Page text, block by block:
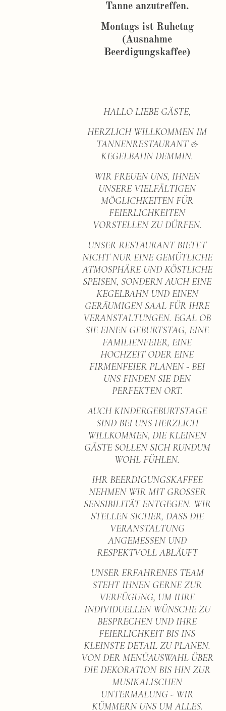
Tanne anzutreffen.
Montags ist Ruhetag
(Ausnahme
Beerdigungskaffee)
HALLO LIEBE GÄSTE,
HERZLICH WILLKOMMEN IM
TANNENRESTAURANT &
KEGELBAHN DEMMIN.
WIR FREUEN UNS, IHNEN
UNSERE VIELFÄLTIGEN
MÖGLICHKEITEN FÜR
FEIERLICHKEITEN
VORSTELLEN ZU DÜRFEN.
UNSER RESTAURANT BIETET
NICHT NUR EINE GEMÜTLICHE
ATMOSPHÄRE UND KÖSTLICHE
SPEISEN, SONDERN AUCH EINE
KEGELBAHN UND EINEN
GERÄUMIGEN SAAL FÜR IHRE
VERANSTALTUNGEN. EGAL OB
SIE EINEN GEBURTSTAG, EINE
FAMILIENFEIER, EINE
HOCHZEIT ODER EINE
FIRMENFEIER PLANEN - BEI
UNS FINDEN SIE DEN
PERFEKTEN ORT.
AUCH KINDERGEBURTSTAGE
SIND BEI UNS HERZLICH
WILLKOMMEN, DIE KLEINEN
GÄSTE SOLLEN SICH RUNDUM
WOHL FÜHLEN.
IHR BEERDIGUNGSKAFFEE
NEHMEN WIR MIT GROSSER
SENSIBILITÄT ENTGEGEN. WIR
STELLEN SICHER, DASS DIE
VERANSTALTUNG
ANGEMESSEN UND
RESPEKTVOLL ABLÄUFT
UNSER ERFAHRENES TEAM
STEHT IHNEN GERNE ZUR
VERFÜGUNG, UM IHRE
INDIVIDUELLEN WÜNSCHE ZU
BESPRECHEN UND IHRE
FEIERLICHKEIT BIS INS
KLEINSTE DETAIL ZU PLANEN.
VON DER MENÜAUSWAHL ÜBER
DIE DEKORATION BIS HIN ZUR
MUSIKALISCHEN
UNTERMALUNG - WIR
KÜMMERN UNS UM ALLES.